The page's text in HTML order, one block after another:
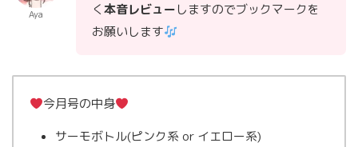
Aya
く本音レビューしますのでブックマークを
お願いします
今月号の中身
サーモボトル(ピンク系 or イエロー系)